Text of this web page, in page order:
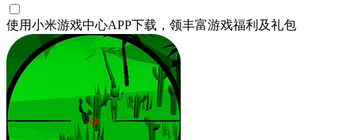
使用小米游戏中心APP下载 ，领丰富游戏福利 及礼包